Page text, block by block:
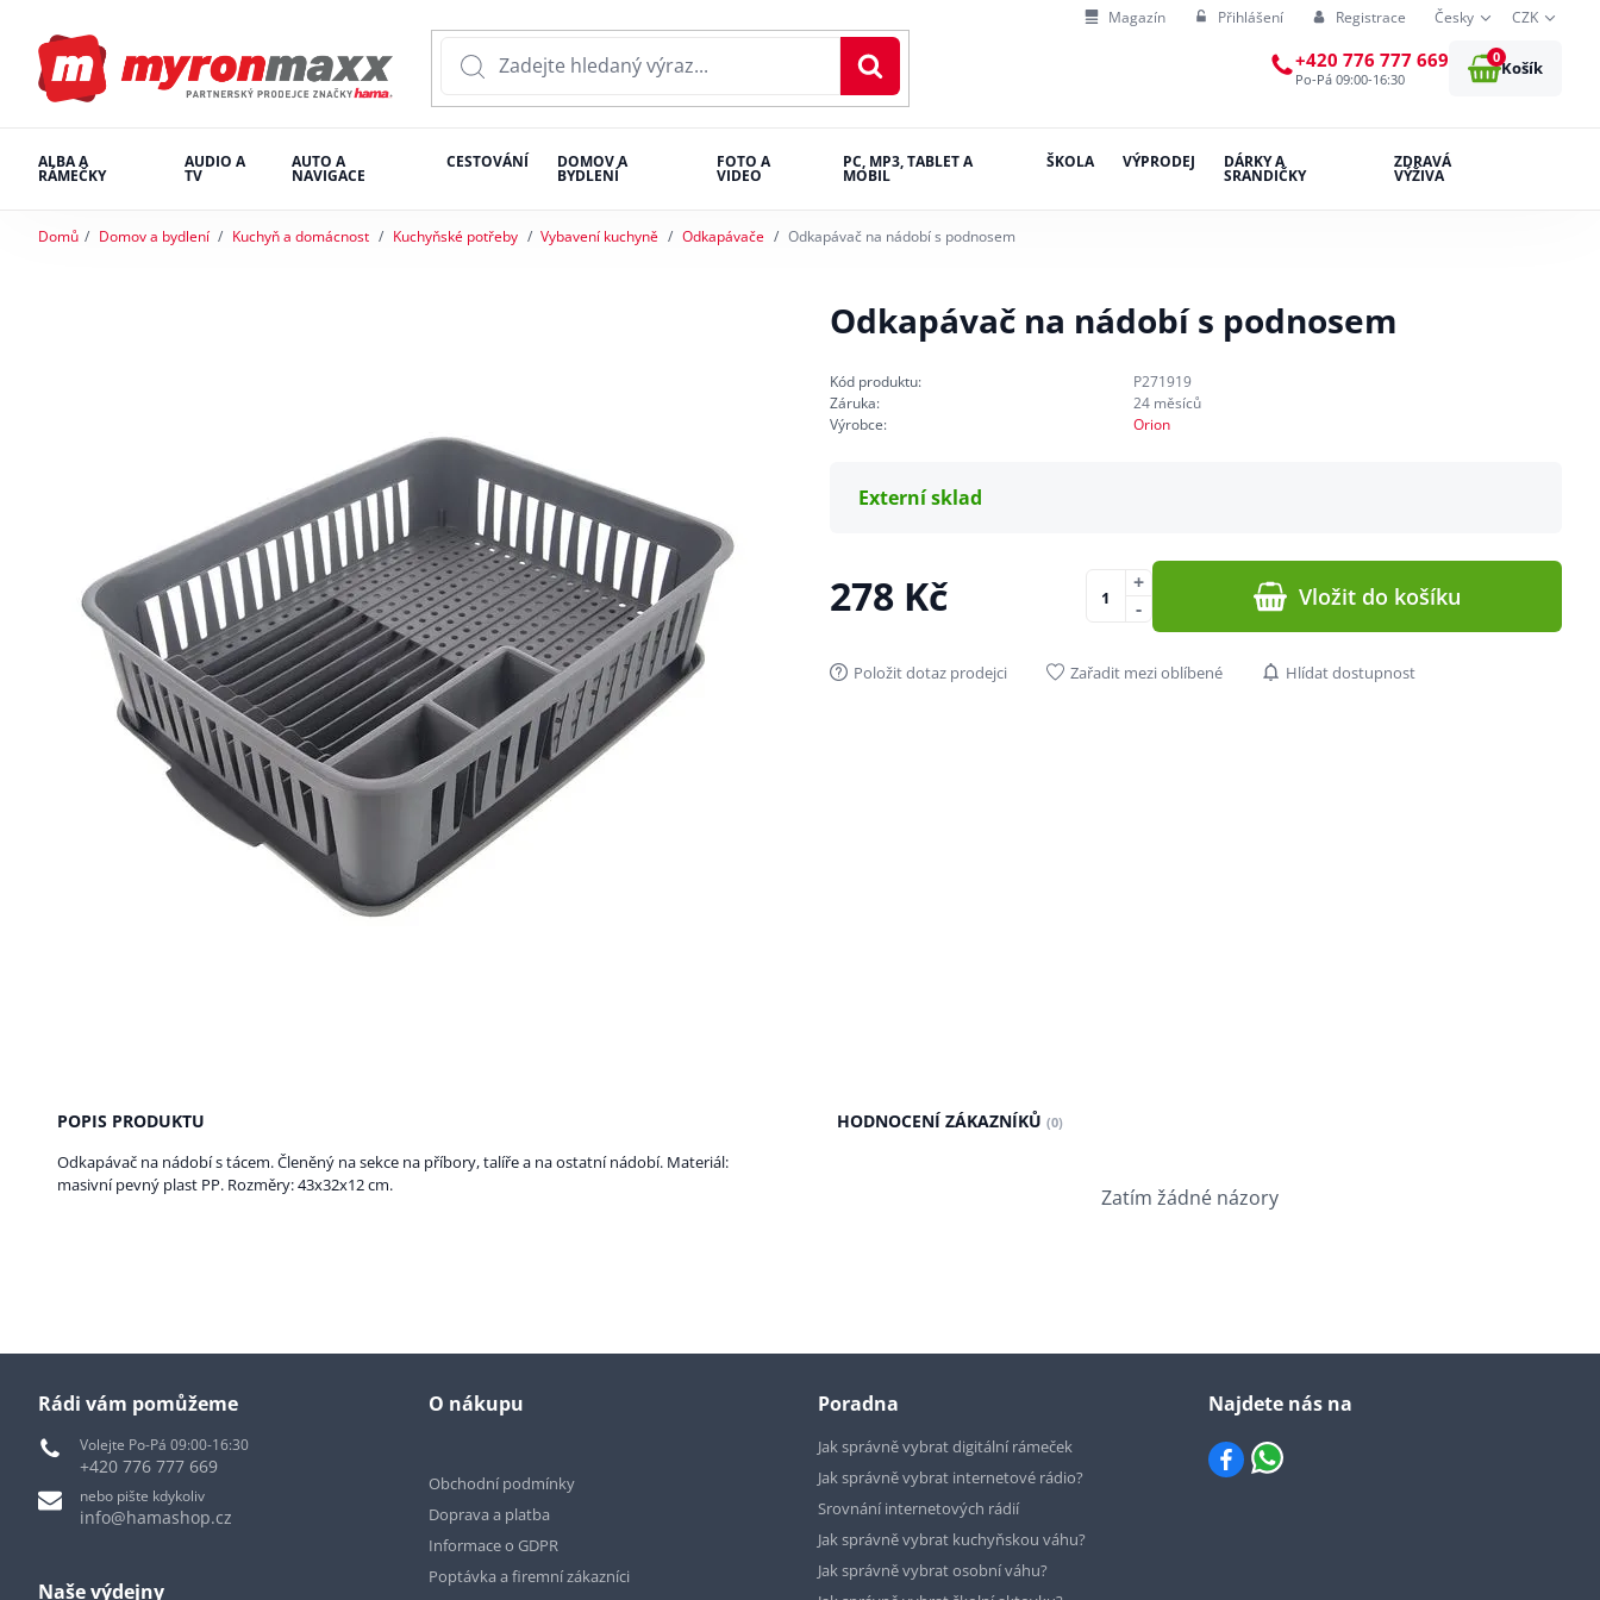
Magazín Přihlášení Registrace Česky CZK
+420 776 777 669
Po-Pá 09:00-16:30
0
Košík
ALBA A
RÁMEČKY
AUDIO A
TV
AUTO A
NAVIGACE
CESTOVÁNÍ DOMOV A
BYDLENÍ
FOTO A
VIDEO
PC, MP3, TABLET A
MOBIL
ŠKOLA VÝPRODEJ DÁRKY A
SRANDIČKY
ZDRAVÁ
VÝŽIVA
Domů Domov a bydlení Kuchyň a domácnost Kuchyňské potřeby Vybavení kuchyně Odkapávače Odkapávač na nádobí s podnosem
Odkapávač na nádobí s podnosem
Kód produktu:
P271919
Záruka:
24 měsíců
Výrobce:
Orion
Externí sklad
278 Kč -
+ Vložit do košíku
Položit dotaz prodejci Zařadit mezi oblíbené Hlídat dostupnost
POPIS PRODUKTU
Odkapávač na nádobí s tácem. Členěný na sekce na příbory, talíře a na ostatní nádobí. Materiál:
masivní pevný plast PP. Rozměry: 43x32x12 cm.
HODNOCENÍ ZÁKAZNÍKŮ (0)
Zatím žádné názory
Rádi vám pomůžeme
Volejte Po-Pá 09:00-16:30
+420 776 777 669
nebo pište kdykoliv
info@hamashop.cz
Naše výdejny
O nákupu
Obchodní podmínky
Doprava a platba
Informace o GDPR
Poptávka a firemní zákazníci
Poradna
Jak správně vybrat digitální rámeček
Jak správně vybrat internetové rádio?
Srovnání internetových rádií
Jak správně vybrat kuchyňskou váhu?
Jak správně vybrat osobní váhu?
Najdete nás na